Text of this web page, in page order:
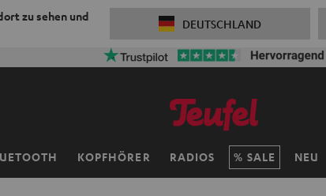
zu sehen und
DEUTSCHLAND
KOPFHÖRER RADIOS SALE NEU